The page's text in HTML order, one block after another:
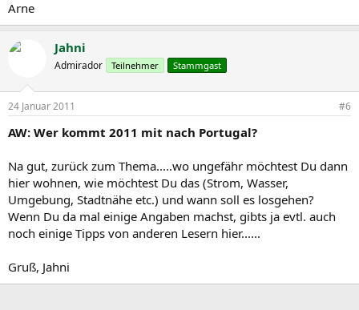
Arne
Jahni
Admirador Teilnehmer Stammgast
24 Januar 2011 #6
AW: Wer kommt 2011 mit nach Portugal?
Na gut, zurück zum Thema.....wo ungefähr möchtest Du dann
hier wohnen, wie möchtest Du das (Strom, Wasser,
Umgebung, Stadtnähe etc.) und wann soll es losgehen?
Wenn Du da mal einige Angaben machst, gibts ja evtl. auch
noch einige Tipps von anderen Lesern hier......
Gruß, Jahni